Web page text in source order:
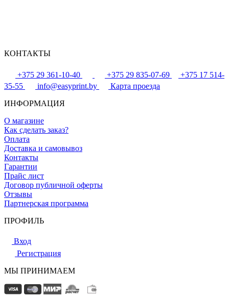
КОНТАКТЫ
+375 29 361-10-40 +375 29 835-07-69
+375 17 514-
35-55
info@easyprint.by
Карта проезда
ИНФОРМАЦИЯ
О магазине
Как сделать заказ?
Оплата
Доставка и самовывоз
Контакты
Гарантии
Прайс лист
Договор публичной оферты
Отзывы
Партнерская программа
ПРОФИЛЬ
Вход
Регистрация
МЫ ПРИНИМАЕМ